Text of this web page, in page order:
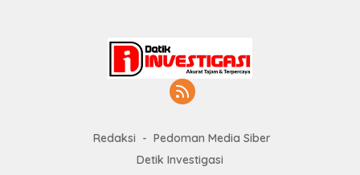
Redaksi
Pedoman Media Siber
Detik Investigasi